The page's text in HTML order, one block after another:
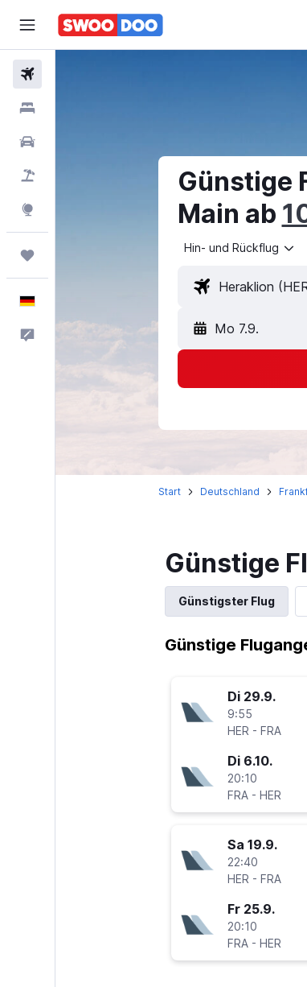
Günstige
Main ab
Hin- und Rückflug
Mo 7.9.
Start Deutschland
Günstige
Günstigster Flug
Günstige
Di 29.9.
9:55
HER - FRA
Di 6.10.
20:10
FRA - HER
Sa 19.9.
22:40
HER - FRA
Fr 25.9.
20:10
FRA - HER